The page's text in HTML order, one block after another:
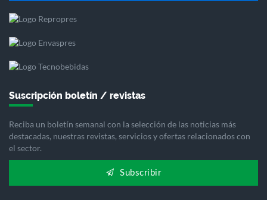
Suscripción boletín / revistas
Reciba un boletín semanal con la selección de las noticias más
destacadas, nuestras revistas, servicios y ofertas relacionados con
el sector.
Subscribir